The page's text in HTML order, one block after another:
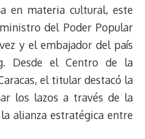
en materia cultural, este
del Poder Popular
y el embajador del país
Desde el Centro de la
el titular destacó la
los lazos a través de la
alianza estratégica entre